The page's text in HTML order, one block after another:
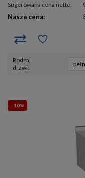
Sugerowana cena netto:
Nasza cena:
rodzaj
drzwi
- 10%